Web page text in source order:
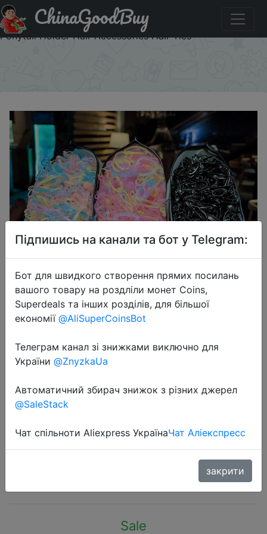
Купити на розпродажі 1000Pcs/Pack Colorful Small
Disposable Elastic Hair Bands Scrunchie Girls Rubber Band
Ponytail Holder Hair Accessories Hair Ties
ChinaGoodBuy
2022-11-18
1000Pcs/Pack Colorful Small
Disposable Elastic Hair Bands
Scrunchie Girls Rubber Band
Hair Ties
Sale
Підпишись на канали та бот у Telegram:
Бот для швидкого створення прямих посилань
вашого товару на роздліли монет Coins,
Superdeals та інших розділів, для більшої
економії @AliSuperCoinsBot
Телеграм канал зі знижками виключно для
України @ZnyzkaUa
Автоматичний збирач знижок з різних джерел
@SaleStack
Чат спільноти Aliexpress УкраїнаЧат Аліекспресс
закрити